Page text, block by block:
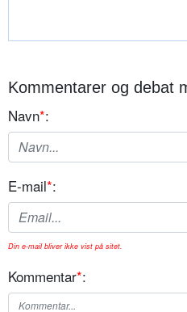
Kommentarer og debat
Navn*:
E-mail*:
Din e-mail bliver ikke vist på sitet.
Kommentar*: